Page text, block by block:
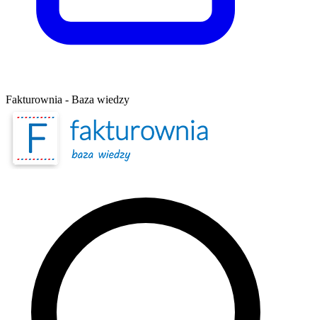
Fakturownia - Baza wiedzy